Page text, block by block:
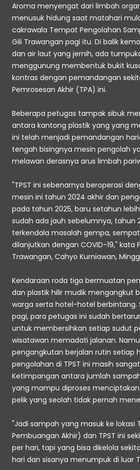
Aroma menyengat dari limbah
menusuk hidung saat matahari
cakrawala Tempat Pengolahan
Gili Trawangan pagi itu. Di balik
dan air laut yang jernih, ada
menggunung membentuk bukit
kontras dengan pemandangan
Pemrosesan Akhir (TPA) ini.
Beberapa petugas tampak sibuk
antara kantong plastik yang yang
ini telah menjadi pemandangan
tengah bisingnya mesin pengolah
melawan derasnya arus limbah
"TPST ini sebenarnya beroperasi
mesin ini tahun 2024 akhir dan
pada tahun 2025, baru setahun
sudah ada jauh sebelumnya, tahun
terkendala masalah gempa,
dilanjutkan dengan COVID-19," kata
Trawangan, Cahyo Kurniawan,
Kendaraan roda tiga bermuatan
dan plastik hilir mudik mengangkut
warga serta hotel-hotel berbintang.
pagi, para petugas ini sudah
untuk membersihkan setiap sudut
wisatawan memadati jalanan.
pengangkutan berjalan rutin setiap
pengolahan di TPST ini masih
Ketimpangan antara jumlah
yang mampu diproses
pelik yang seolah tidak pernah
"Jadi sampah yang masuk ke lokasi
Pembuangan Akhir) dan TPST ini
per hari, tapi yang bisa dikelola
hari dan sisanya menumpuk di luar